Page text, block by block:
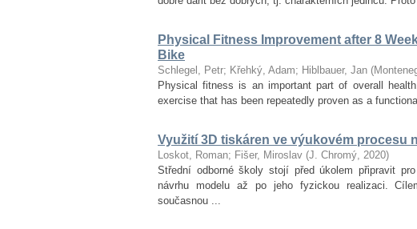
Physical Fitness Improvement after 8
Bike
Schlegel, Petr; Křehký, Adam; Hiblbauer, Jan (
Physical fitness is an important part of overall
exercise that has been repeatedly proven as a
Využití 3D tiskáren ve výukovém procesu
Loskot, Roman; Fišer, Miroslav (J. Chromý, 2020)
Střední odborné školy stojí před úkolem připravit
návrhu modelu až po jeho fyzickou realizaci.
současnou ...